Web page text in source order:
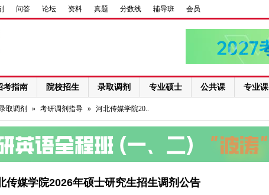
问答 论坛 资料 真题 分数线 辅导班 会员
考指南 院校招生 录取调剂 专业硕士 公共课 专业课
取调剂 » 考研调剂指导 » 河北传媒学院20..
传媒学院2026年硕士研究生招生调剂公告